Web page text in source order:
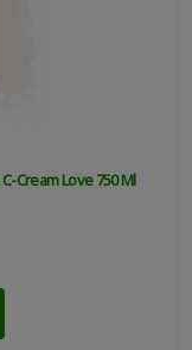
Cream Love 750 Ml